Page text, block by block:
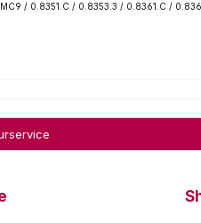
/ 0.8351.C / 0.8353.3 / 0.8361.C /